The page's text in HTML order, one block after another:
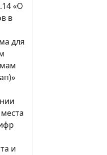
«О
в
для
и